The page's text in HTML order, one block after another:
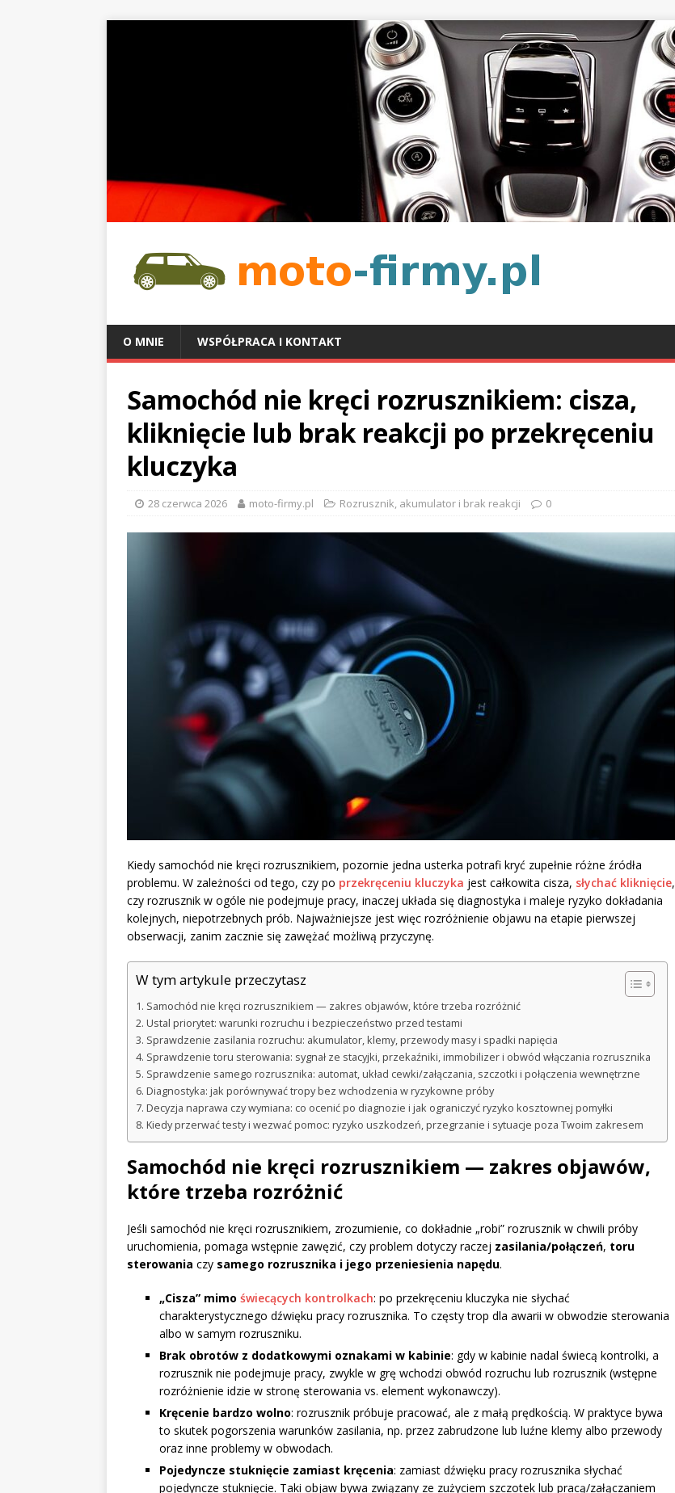
O MNIE WSPÓŁPRACA I KONTAKT
Samochód nie kręci rozrusznikiem: cisza,
kliknięcie lub brak reakcji po przekręceniu
kluczyka
28 czerwca 2026 moto-firmy.pl Rozrusznik, akumulator i brak reakcji 0
Kiedy samochód nie kręci rozrusznikiem, pozornie jedna usterka potrafi kryć zupełnie różne źródła
problemu. W zależności od tego, czy po przekręceniu kluczyka jest całkowita cisza, słychać kliknięcie,
czy rozrusznik w ogóle nie podejmuje pracy, inaczej układa się diagnostyka i maleje ryzyko dokładania
kolejnych, niepotrzebnych prób. Najważniejsze jest więc rozróżnienie objawu na etapie pierwszej
obserwacji, zanim zacznie się zawężać możliwą przyczynę.
W tym artykule przeczytasz
Samochód nie kręci rozrusznikiem — zakres objawów, które trzeba rozróżnić
Ustal priorytet: warunki rozruchu i bezpieczeństwo przed testami
Sprawdzenie zasilania rozruchu: akumulator, klemy, przewody masy i spadki napięcia
Sprawdzenie toru sterowania: sygnał ze stacyjki, przekaźniki, immobilizer i obwód włączania rozrusznika
Sprawdzenie samego rozrusznika: automat, układ cewki/załączania, szczotki i połączenia wewnętrzne
Diagnostyka: jak porównywać tropy bez wchodzenia w ryzykowne próby
Decyzja naprawa czy wymiana: co ocenić po diagnozie i jak ograniczyć ryzyko kosztownej pomyłki
Kiedy przerwać testy i wezwać pomoc: ryzyko uszkodzeń, przegrzanie i sytuacje poza Twoim zakresem
Samochód nie kręci rozrusznikiem — zakres objawów,
które trzeba rozróżnić
Jeśli samochód nie kręci rozrusznikiem, zrozumienie, co dokładnie „robi” rozrusznik w chwili próby
uruchomienia, pomaga wstępnie zawęzić, czy problem dotyczy raczej zasilania/połączeń, toru
sterowania czy samego rozrusznika i jego przeniesienia napędu.
„Cisza” mimo świecących kontrolkach: po przekręceniu kluczyka nie słychać
charakterystycznego dźwięku pracy rozrusznika. To częsty trop dla awarii w obwodzie sterowania
albo w samym rozruszniku.
Brak obrotów z dodatkowymi oznakami w kabinie: gdy w kabinie nadal świecą kontrolki, a
rozrusznik nie podejmuje pracy, zwykle w grę wchodzi obwód rozruchu lub rozrusznik (wstępne
rozróżnienie idzie w stronę sterowania vs. element wykonawczy).
Kręcenie bardzo wolno: rozrusznik próbuje pracować, ale z małą prędkością. W praktyce bywa
to skutek pogorszenia warunków zasilania, np. przez zabrudzone lub luźne klemy albo przewody
oraz inne problemy w obwodach.
Pojedyncze stuknięcie zamiast kręcenia: zamiast dźwięku pracy rozrusznika słychać
pojedyncze stuknięcie. Taki objaw bywa związany ze zużyciem szczotek lub pracą/załączaniem